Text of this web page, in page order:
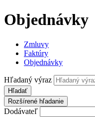
Objednávky
Zmluvy
Faktúry
Objednávky
Hľadaný výraz
Hľadať
Rozšírené hľadanie
Dodávateľ